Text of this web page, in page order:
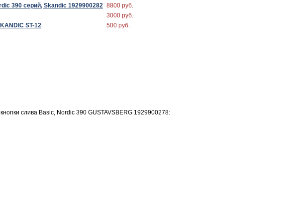
390 серий, Skandic 1929900282 8800 руб.
3000 руб.
ST-12
500 руб.
слива Basic, Nordic 390 GUSTAVSBERG 1929900278: